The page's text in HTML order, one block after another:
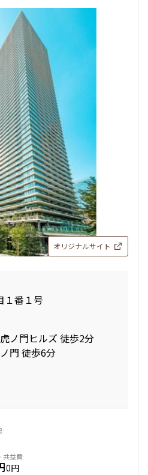
オリジナルサイト
１番１号
ノ門ヒルズ 徒歩2分
門 徒歩6分
0円